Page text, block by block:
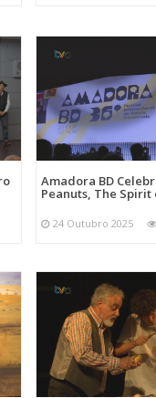
Amadora BD
Peanuts, The Spirit
24 Outubro 2025